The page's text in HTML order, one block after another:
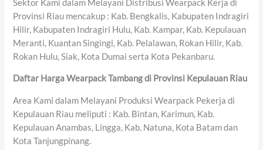
Sektor Kami dalam Melayani Distribusi Wearpack Kerja di
Provinsi Riau mencakup : Kab. Bengkalis, Kabupaten Indragiri
Hilir, Kabupaten Indragiri Hulu, Kab. Kampar, Kab. Kepulauan
Meranti, Kuantan Singingi, Kab. Pelalawan, Rokan Hilir, Kab.
Rokan Hulu, Siak, Kota Dumai serta Kota Pekanbaru.
Daftar Harga Wearpack Tambang di Provinsi Kepulauan Riau
Area Kami dalam Melayani Produksi Wearpack Pekerja di
Kepulauan Riau meliputi : Kab. Bintan, Karimun, Kab.
Kepulauan Anambas, Lingga, Kab. Natuna, Kota Batam dan
Kota Tanjungpinang.